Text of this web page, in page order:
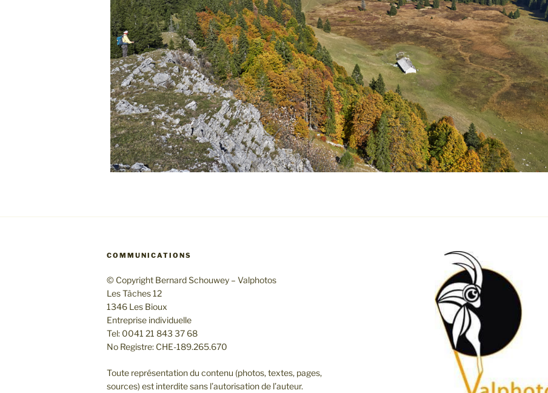
COMMUNICATIONS
© Copyright Bernard Schouwey – Valphotos
Les Tâches 12
1346 Les Bioux
Entreprise individuelle
Tel: 0041 21 843 37 68
No Registre: CHE-189.265.670
Toute représentation du contenu (photos, textes, pages,
sources) est interdite sans l’autorisation de l’auteur.